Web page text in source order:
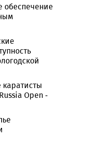
обеспечение
Open -